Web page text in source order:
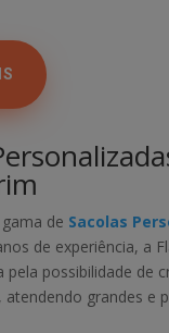
de Sacolas
de experiência, a
pela possibilidade de
grandes e